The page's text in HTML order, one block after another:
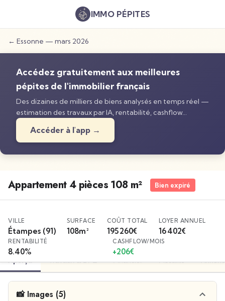
IMMOPÉPITES
← Essonne — mars 2026
Accédez gratuitement aux meilleures
pépites de l'immobilier français
Des dizaines de milliers de biens analysés en temps réel —
estimation des travaux par IA, rentabilité, cashflow…
Accéder à l'app →
Appartement 4 pièces 108 m² Bien expiré
VILLE
Étampes (91)
SURFACE
108m²
COÛT TOTAL
195 260€
LOYER ANNUEL
16 402€
RENTABILITÉ
8.40%
CASHFLOW/MOIS
+206€
Aperçu Travaux & DPE Financier Fiscalité
📸 Images (5)